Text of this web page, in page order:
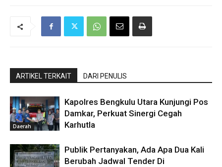
ARTIKEL TERKAIT DARI PENULIS
Daerah
Kapolres Bengkulu Utara Kunjungi Pos
Damkar, Perkuat Sinergi Cegah
Karhutla
Publik Pertanyakan, Ada Apa Dua Kali
Berubah Jadwal Tender Di